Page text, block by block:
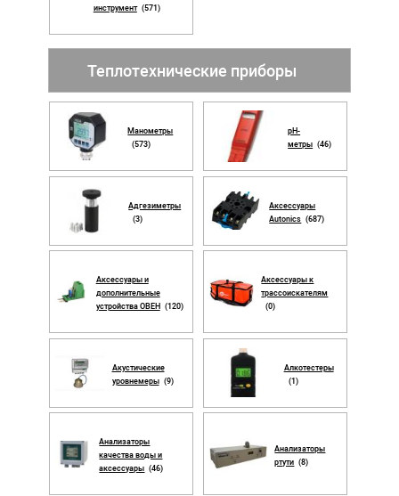
инструмент (571)
Теплотехнические приборы
Манометры
(573)
рН-
метры (46)
Адгезиметры
(3)
Аксессуары
Autonics (687)
Аксессуары и
дополнительные
устройства ОВЕН (120)
Аксессуары к
трассоискателям
(0)
Акустические
уровнемеры (9)
Алкотестеры
(1)
Анализаторы
качества воды и
аксессуары (46)
Анализаторы
ртути (8)